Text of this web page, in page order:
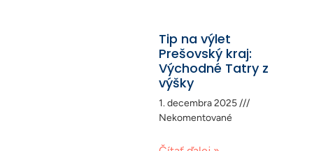
Tip na výlet
Prešovský kraj:
Východné Tatry z
výšky
1. decembra 2025
Nekomentované